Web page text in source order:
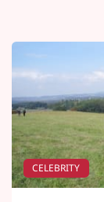
CELEBRITY